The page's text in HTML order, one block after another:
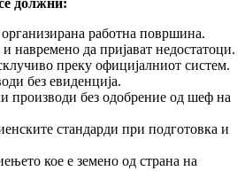
работна површина.
навремено да пријават недостатоци.
преку официјалниот систем.
без евиденција.
производи без одобрение од шеф на
стандарди при подготовка и
кое е земено од страна на